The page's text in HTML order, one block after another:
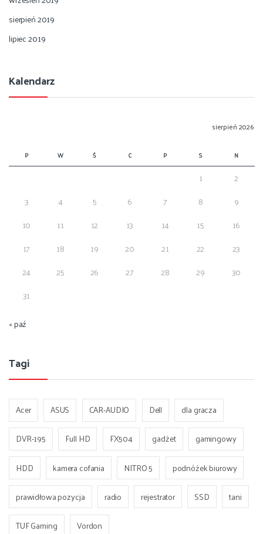
sierpień 2019
lipiec 2019
Kalendarz
sierpień 2026
P W Ś C P S N
1
2
3
4 5 6 7 8
9
10
11 12 13 14 15
16
17
18 19 20 21 22
23
24
25 26 27 28 29
30
31
« paź
Tagi
Acer ASUS CAR-AUDIO Dell
dla gracza
DVR-195
Full HD FX504 gadżet
gamingowy
HDD
kamera cofania NITRO 5
podnóżek biurowy
prawidłowa pozycja
radio rejestrator SSD
tani
TUF Gaming
Vordon